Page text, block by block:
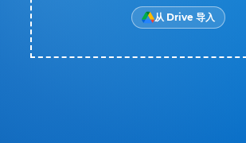
从 Drive 导入